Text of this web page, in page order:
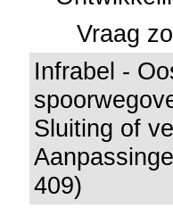
Vraag
Infrabel -
Sluiting of
409)